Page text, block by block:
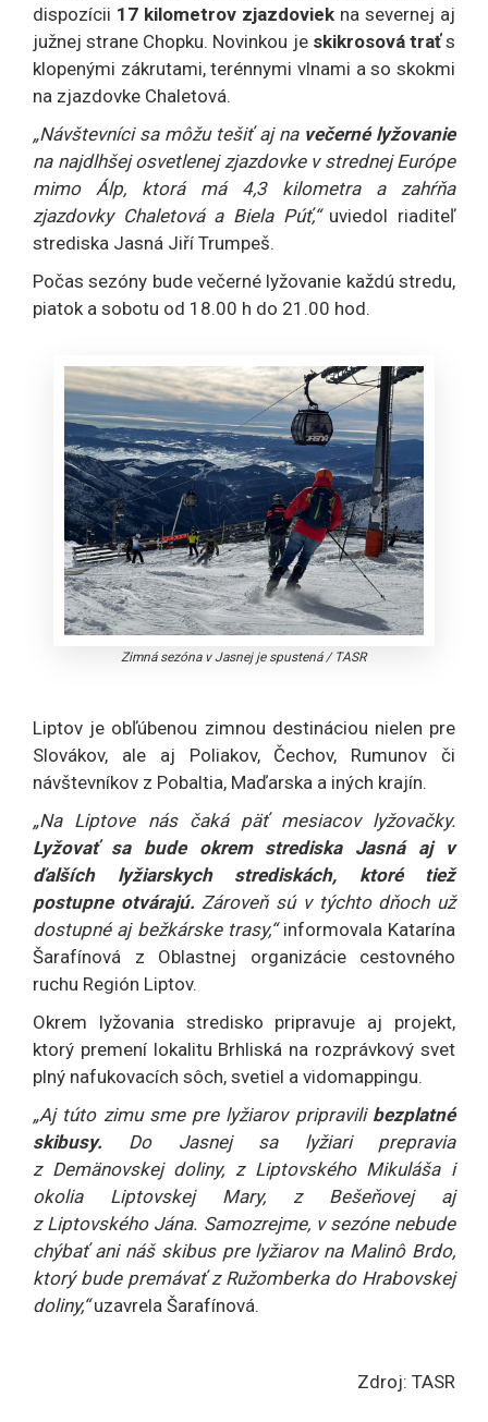
dispozícii 17 kilometrov zjazdoviek na severnej aj
južnej strane Chopku. Novinkou je skikrosová traťs
klopenými zákrutami, terénnymi vlnami a so skokmi
na zjazdovke Chaletová.
„Návštevníci sa môžu tešiť aj na večerné lyžovanie
na najdlhšej osvetlenej zjazdovke v strednej Európe
mimo Álp, ktorá má 4,3 kilometra a zahŕňa
zjazdovky Chaletová a Biela Púť,“ uviedol riaditeľ
strediska Jasná Jiří Trumpeš.
Počas sezóny bude večerné lyžovanie každú stredu,
piatok a sobotu od 18.00 h do 21.00 hod.
Zimná sezóna v Jasnej je spustená/ TASR
Liptov je obľúbenou zimnou destináciou nielen pre
Slovákov, ale aj Poliakov, Čechov, Rumunov či
návštevníkov z Pobaltia, Maďarska a iných krajín.
„Na Liptove nás čaká päť mesiacov lyžovačky.
Lyžovať sa bude okrem strediska Jasná aj v
ďalších lyžiarskych strediskách, ktoré tiež
postupne otvárajú. Zároveň sú v týchto dňoch už
dostupné aj bežkárske trasy,“informovala Katarína
Šarafínová z Oblastnej organizácie cestovného
ruchu Región Liptov.
Okrem lyžovania stredisko pripravuje aj projekt,
ktorý premení lokalitu Brhliská na rozprávkový svet
plný nafukovacích sôch, svetiel a vidomappingu.
„Aj túto zimu sme pre lyžiarov pripravili bezplatné
skibusy. Do Jasnej sa lyžiari prepravia
z Demänovskej doliny, z Liptovského Mikuláša i
okolia Liptovskej Mary, z Bešeňovej aj
z Liptovského Jána. Samozrejme, v sezóne nebude
chýbať ani náš skibus pre lyžiarov na Malinô Brdo,
ktorý bude premávať z Ružomberka do Hrabovskej
doliny,“uzavrela Šarafínová.
Zdroj: TASR